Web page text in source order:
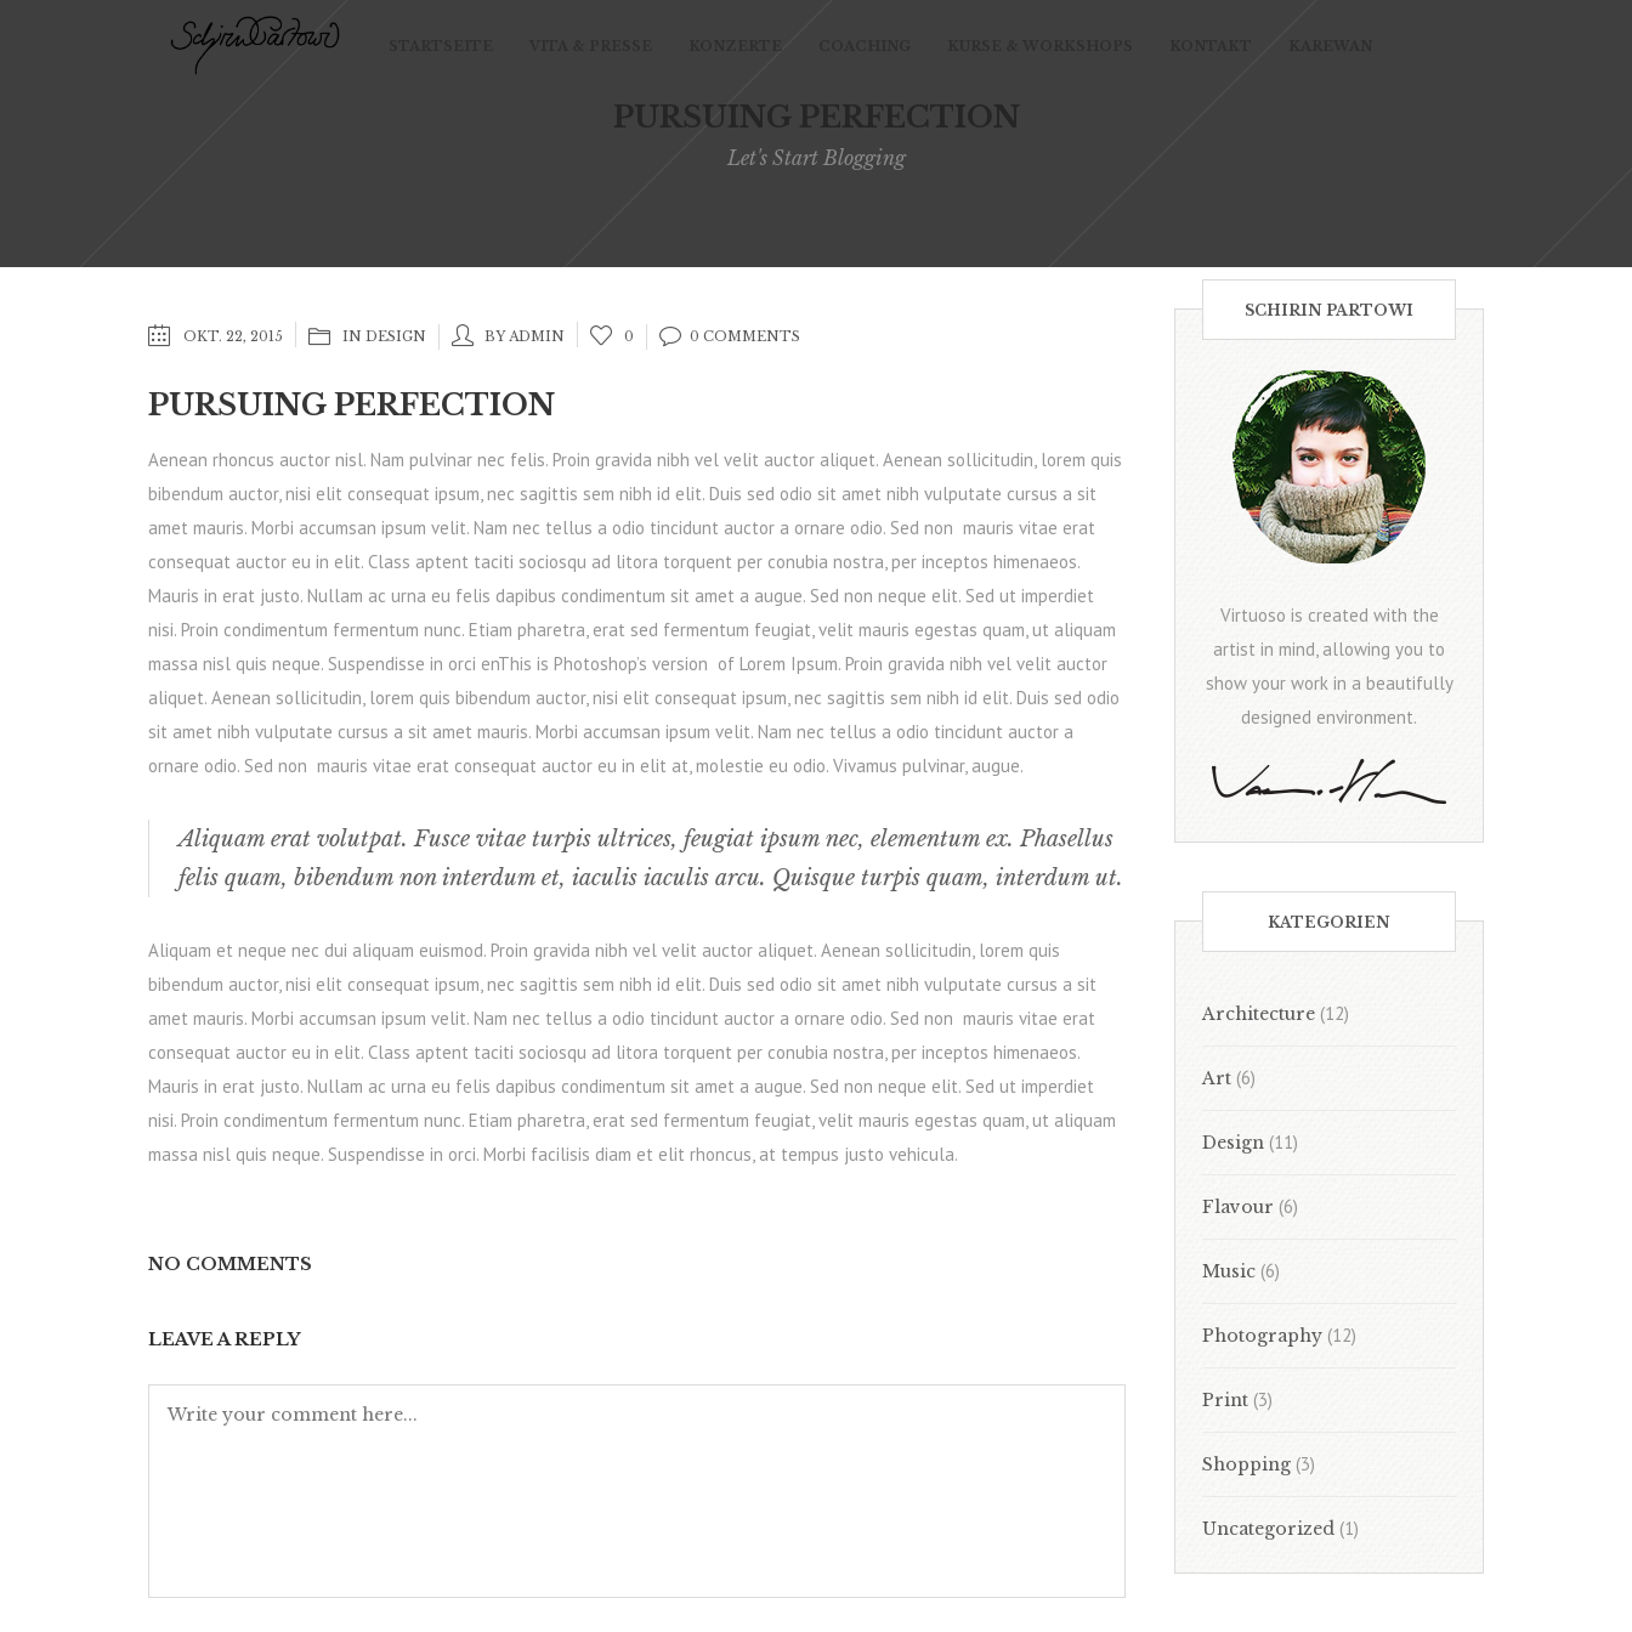
PURSUING PERFECTION
Let's Start Blogging
OKT. 22, 2015 IN DESIGN BY ADMIN 0 0 COMMENTS
PURSUING PERFECTION
Aenean rhoncus auctor nisl. Nam pulvinar nec felis. Proin gravida nibh vel velit auctor aliquet. Aenean sollicitudin, lorem quis
bibendum auctor, nisi elit consequat ipsum, nec sagittis sem nibh id elit. Duis sed odio sit amet nibh vulputate cursus a sit
amet mauris. Morbi accumsan ipsum velit. Nam nec tellus a odio tincidunt auctor a ornare odio. Sed non mauris vitae erat
consequat auctor eu in elit. Class aptent taciti sociosqu ad litora torquent per conubia nostra, per inceptos himenaeos.
Mauris in erat justo. Nullam ac urna eu felis dapibus condimentum sit amet a augue. Sed non neque elit. Sed ut imperdiet
nisi. Proin condimentum fermentum nunc. Etiam pharetra, erat sed fermentum feugiat, velit mauris egestas quam, ut aliquam
massa nisl quis neque. Suspendisse in orci enThis is Photoshop’s version of Lorem Ipsum. Proin gravida nibh vel velit auctor
aliquet. Aenean sollicitudin, lorem quis bibendum auctor, nisi elit consequat ipsum, nec sagittis sem nibh id elit. Duis sed odio
sit amet nibh vulputate cursus a sit amet mauris. Morbi accumsan ipsum velit. Nam nec tellus a odio tincidunt auctor a
ornare odio. Sed non mauris vitae erat consequat auctor eu in elit at, molestie eu odio. Vivamus pulvinar, augue.
Aliquam erat volutpat. Fusce vitae turpis ultrices, feugiat ipsum nec, elementum ex. Phasellus
felis quam, bibendum non interdum et, iaculis iaculis arcu. Quisque turpis quam, interdum ut.
Aliquam et neque nec dui aliquam euismod. Proin gravida nibh vel velit auctor aliquet. Aenean sollicitudin, lorem quis
bibendum auctor, nisi elit consequat ipsum, nec sagittis sem nibh id elit. Duis sed odio sit amet nibh vulputate cursus a sit
amet mauris. Morbi accumsan ipsum velit. Nam nec tellus a odio tincidunt auctor a ornare odio. Sed non mauris vitae erat
consequat auctor eu in elit. Class aptent taciti sociosqu ad litora torquent per conubia nostra, per inceptos himenaeos.
Mauris in erat justo. Nullam ac urna eu felis dapibus condimentum sit amet a augue. Sed non neque elit. Sed ut imperdiet
nisi. Proin condimentum fermentum nunc. Etiam pharetra, erat sed fermentum feugiat, velit mauris egestas quam, ut aliquam
massa nisl quis neque. Suspendisse in orci. Morbi facilisis diam et elit rhoncus, at tempus justo vehicula.
NO COMMENTS
LEAVE A REPLY
SCHIRIN PARTOWI
Virtuoso is created with the
artist in mind, allowing you to
show your work in a beautifully
designed environment.
KATEGORIEN
Architecture (12)
Art (6)
Design (11)
Flavour (6)
Music (6)
Photography (12)
Print (3)
Shopping (3)
Uncategorized (1)